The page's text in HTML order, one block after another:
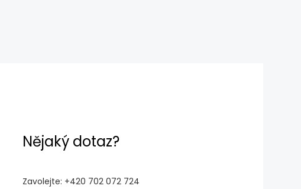
Nějaký dotaz?
Zavolejte: +420 702 072 724